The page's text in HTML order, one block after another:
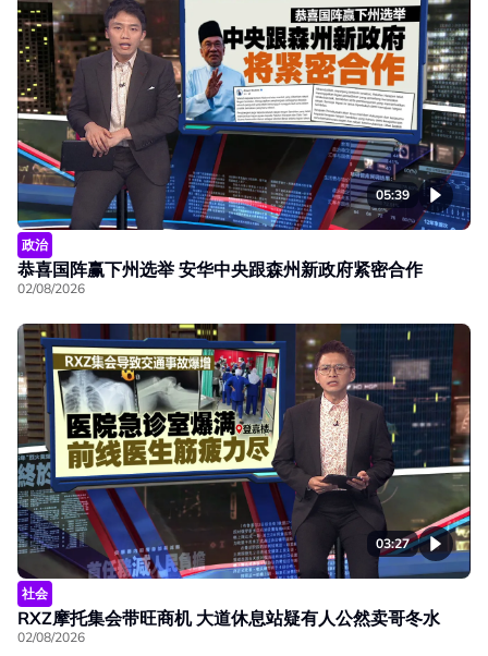
05:39
政治
恭喜国阵赢下州选举 安华中央跟森州新政府紧密合作
02/08/2026
03:27
社会
RXZ摩托集会带旺商机 大道休息站疑有人公然卖哥冬水
02/08/2026